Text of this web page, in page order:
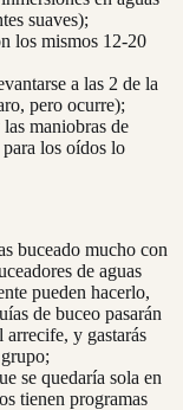
suaves);
los mismos 12-20
a las 2 de la
pero ocurre);
maniobras de
los oídos lo
buceado mucho con
de aguas
pueden hacerlo,
de buceo pasarán
y gastarás
se quedaría sola en
tienen programas